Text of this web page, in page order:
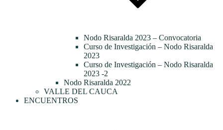
Nodo Risaralda 2023 – Convocatoria
Curso de Investigación – Nodo Risaralda
2023
Curso de Investigación – Nodo Risaralda
2023 -2
Nodo Risaralda 2022
VALLE DEL CAUCA
ENCUENTROS